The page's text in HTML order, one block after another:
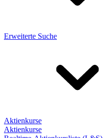
Erweiterte Suche
Aktienkurse
Aktienkurse